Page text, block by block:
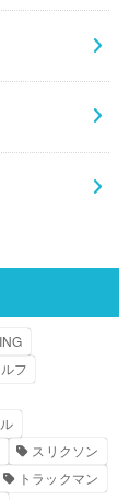
フ
スリクソン
トラックマン